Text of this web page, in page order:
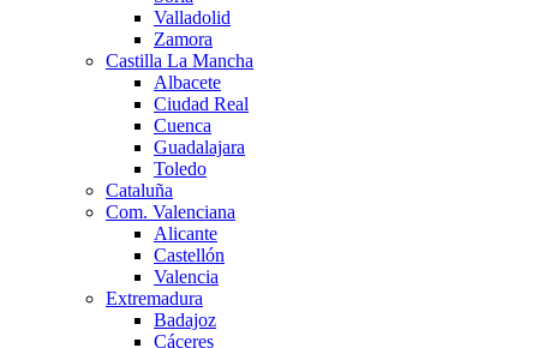
Valladolid
Zamora
Castilla La Mancha
Albacete
Ciudad Real
Cuenca
Guadalajara
Toledo
Cataluña
Com. Valenciana
Alicante
Castellón
Valencia
Extremadura
Badajoz
Cáceres